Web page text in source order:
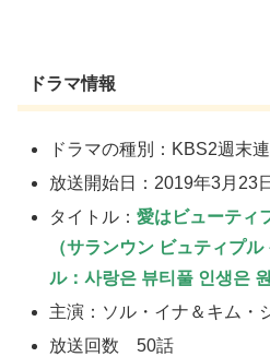
ドラマ情報
ドラマの種別：KBS2週末
放送開始日：2019年3月23
タイトル：愛はビューティ
（サランウン ビュティプ
ル：사랑은 뷰티풀 인생은 원
主演：ソル・イナ＆キム・
放送回数 50話